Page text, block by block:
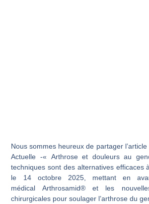
Nous sommes heureux de partager
Actuelle -« Arthrose et douleurs au
techniques sont des alternatives efficaces
le 14 octobre 2025, mettant en
médical Arthrosamid® et les
chirurgicales pour soulager l’arthrose du